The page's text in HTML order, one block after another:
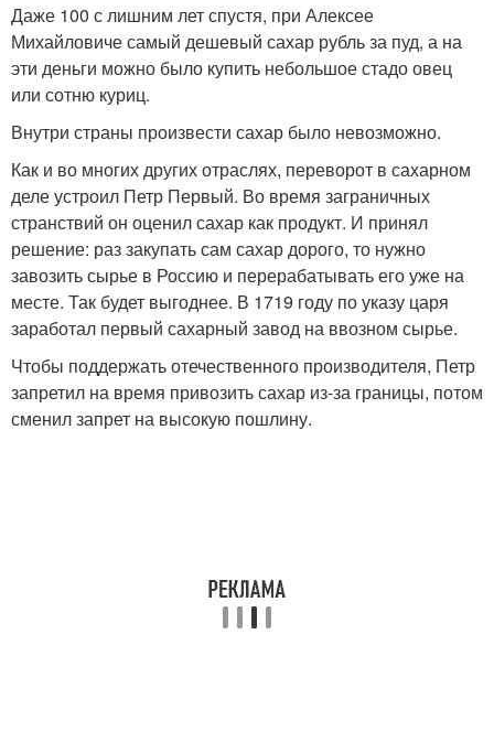
Даже 100 с лишним лет спустя, при Алексее
Михайловиче самый дешевый сахар рубль за пуд, а на
эти деньги можно было купить небольшое стадо овец
или сотню куриц.
Внутри страны произвести сахар было невозможно.
Как и во многих других отраслях, переворот в сахарном
деле устроил Петр Первый. Во время заграничных
странствий он оценил сахар как продукт. И принял
решение: раз закупать сам сахар дорого, то нужно
завозить сырье в Россию и перерабатывать его уже на
месте. Так будет выгоднее. В 1719 году по указу царя
заработал первый сахарный завод на ввозном сырье.
Чтобы поддержать отечественного производителя, Петр
запретил на время привозить сахар из-за границы, потом
сменил запрет на высокую пошлину.